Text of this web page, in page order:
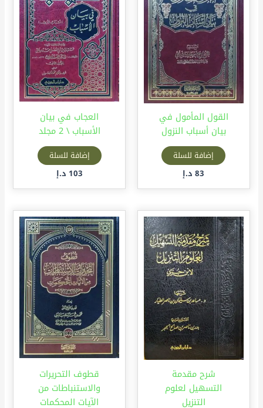
القول المأمول في
بيان أسباب النزول
إضافة للسلة
83 د.إ
العجاب في بيان
الأسباب \ 2 مجلد
إضافة للسلة
103 د.إ
شرح مقدمة
التسهيل لعلوم
التنزيل
قطوف التحريرات
والاستنباطات من
الآيات المحكمات